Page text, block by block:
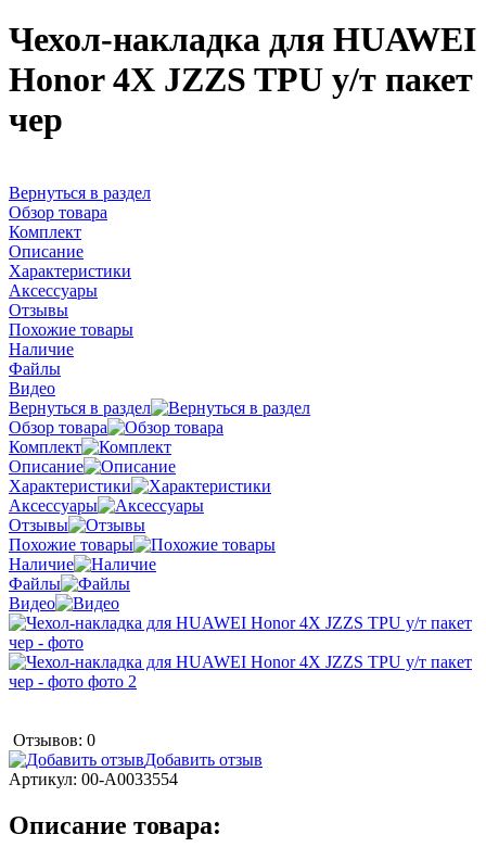
Чехол-накладка для HUAWEI
Honor 4X JZZS TPU у/т пакет
чер
Вернуться в раздел
Обзор товара
Комплект
Описание
Характеристики
Аксессуары
Отзывы
Похожие товары
Наличие
Файлы
Видео
Вернуться в раздел
Обзор товара
Комплект
Описание
Характеристики
Аксессуары
Отзывы
Похожие товары
Наличие
Файлы
Видео
Отзывов: 0
Добавить отзыв
Артикул: 00-А0033554
Описание товара: